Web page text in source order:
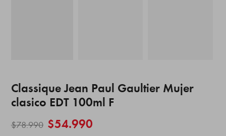
Classique Jean Paul Gaultier Mujer
clasico EDT 100ml F
$78.990 $54.990